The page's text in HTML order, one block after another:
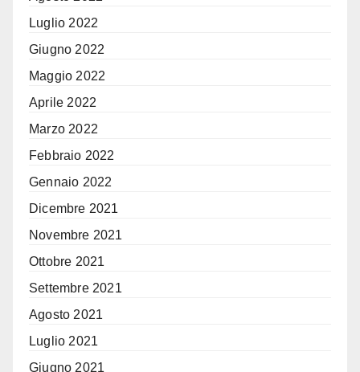
Luglio 2022
Giugno 2022
Maggio 2022
Aprile 2022
Marzo 2022
Febbraio 2022
Gennaio 2022
Dicembre 2021
Novembre 2021
Ottobre 2021
Settembre 2021
Agosto 2021
Luglio 2021
Giugno 2021